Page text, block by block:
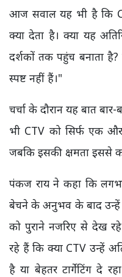
आज सवाल यह भी है कि
क्या देता है। क्या यह
दर्शकों तक पहुंच बनाता
स्पष्ट नहीं हैं।"
चर्चा के दौरान यह बात
भी CTV को सिर्फ एक
जबकि इसकी क्षमता इससे
पंकज राय ने कहा कि
बेचने के अनुभव के बाद उन्हें
को पुराने नजरिए से देख
रहे हैं कि क्या CTV उन्हें
है या बेहतर टार्गेटिंग दे